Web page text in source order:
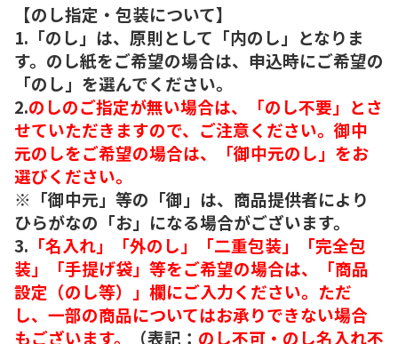
【のし指定・包装について】
1.「のし」は、原則として「内のし」となりま
す。のし紙をご希望の場合は、申込時にご希望の
「のし」を選んでください。
2.のしのご指定が無い場合は、「のし不要」とさ
せていただきますので、ご注意ください。御中
元のしをご希望の場合は、「御中元のし」をお
選びください。
※「御中元」等の「御」は、商品提供者により
ひらがなの「お」になる場合がございます。
3. 「名入れ」「外のし」「二重包装」「完全包
装」「手提げ袋」等をご希望の場合は、「商品
設定（のし等）」欄にご入力ください。ただ
し、一部の商品についてはお承りできない場合
もございます。
（表記： のし不可・のし名入れ不